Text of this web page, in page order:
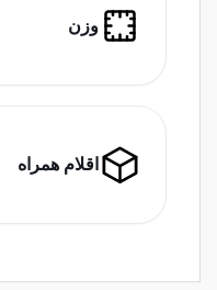
وزن
اقلام همراه